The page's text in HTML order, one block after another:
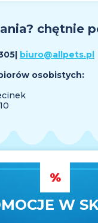
chętnie
| biuro@allpets.pl
osobistych:
W